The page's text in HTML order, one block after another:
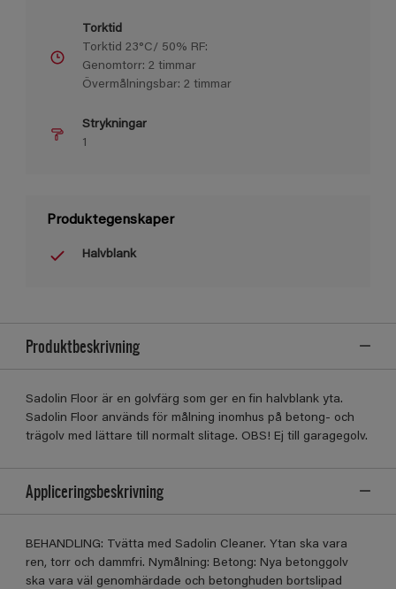
Torktid
Torktid 23°C/ 50% RF:
Genomtorr: 2 timmar
Övermålningsbar: 2 timmar
Strykningar
1
Produktegenskaper
Halvblank
Produktbeskrivning
Sadolin Floor är en golvfärg som ger en fin halvblank yta.
Sadolin Floor används för målning inomhus på betong- och
trägolv med lättare till normalt slitage. OBS! Ej till garagegolv.
Appliceringsbeskrivning
BEHANDLING: Tvätta med Sadolin Cleaner. Ytan ska vara
ren, torr och dammfri. Nymålning: Betong: Nya betonggolv
ska vara väl genomhärdade och betonghuden bortslipad